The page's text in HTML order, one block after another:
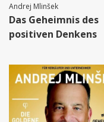
Andrej Mlinšek
Das Geheimnis des
positiven Denkens